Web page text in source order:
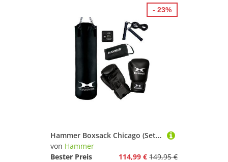
Hammer Boxsack Chicago (Set, 4-tlg., mit Sprungseil, mit Boxhandschuhen)
von Hammer
Bester Preis
114,99 € 149,95 €
- 23%